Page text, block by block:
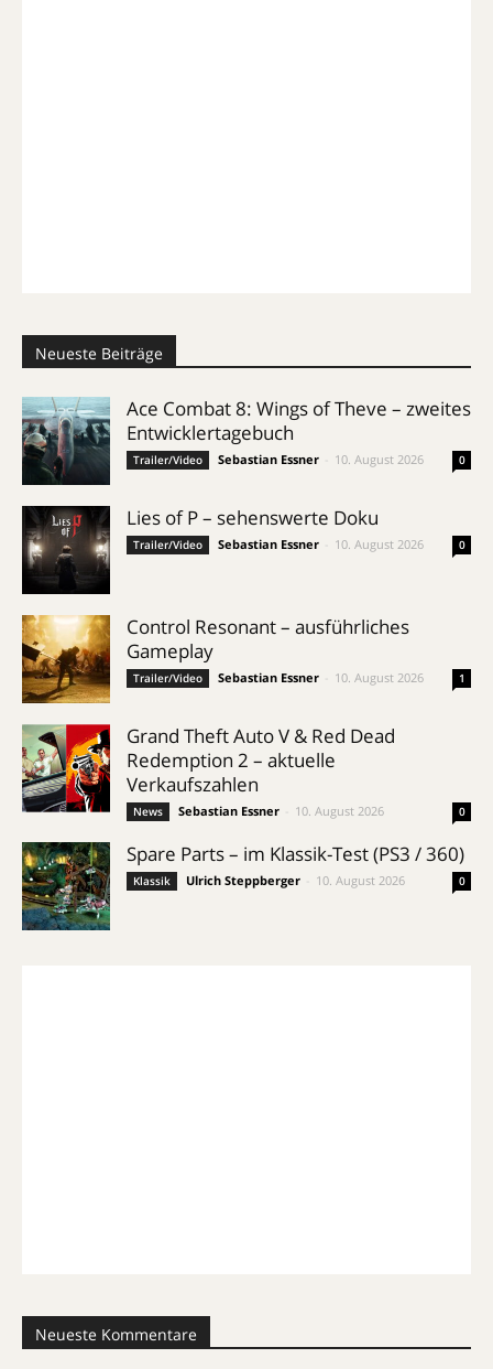
Neueste Beiträge
Ace Combat 8: Wings of Theve – zweites
Entwicklertagebuch
Trailer/Video Sebastian Essner 10. August 2026 0
Lies of P – sehenswerte Doku
Trailer/Video Sebastian Essner 10. August 2026 0
Control Resonant – ausführliches
Gameplay
Trailer/Video Sebastian Essner 10. August 2026 1
Grand Theft Auto V & Red Dead
Redemption 2 – aktuelle
Verkaufszahlen
News Sebastian Essner 10. August 2026 0
Spare Parts – im Klassik-Test (PS3 / 360)
Klassik Ulrich Steppberger 10. August 2026 0
Neueste Kommentare